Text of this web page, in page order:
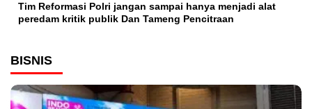
Tim Reformasi Polri jangan sampai hanya menjadi alat
peredam kritik publik Dan Tameng Pencitraan
BISNIS